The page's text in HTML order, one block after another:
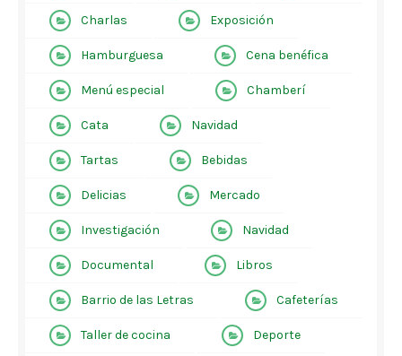
Charlas Exposición
Hamburguesa Cena benéfica
Menú especial Chamberí
Cata Navidad
Tartas Bebidas
Delicias Mercado
Investigación Navidad
Documental Libros
Barrio de las Letras Cafeterías
Taller de cocina Deporte